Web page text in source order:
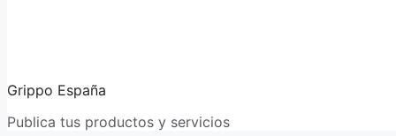
Grippo España
Publica tus productos y servicios